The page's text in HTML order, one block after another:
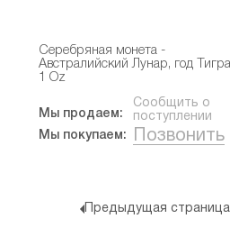
Серебряная монета -
Австралийский Лунар, год
1 Oz
Мы продаем:
Сообщить о
поступлении
Мы покупаем:
Позвонить
Предыдущая страница